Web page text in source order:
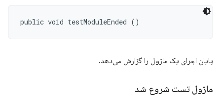
public void testModuleEnded ()
پایان اجرای یک ماژول را گزارش می‌دهد.
ماژول تست شروع شد